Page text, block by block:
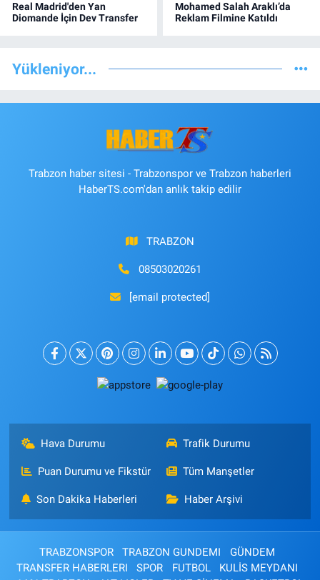
Real Madrid'den Yan
Diomande İçin Dev Transfer
Mohamed Salah Araklı’da
Reklam Filmine Katıldı
Yükleniyor...
Trabzon haber sitesi - Trabzonspor ve Trabzon haberleri
HaberTS.com'dan anlık takip edilir
TRABZON
08503020261
[email protected]
Hava Durumu Trafik Durumu
Puan Durumu ve Fikstür Tüm Manşetler
Son Dakika Haberleri Haber Arşivi
TRABZONSPOR TRABZON GUNDEMI
GÜNDEM
TRANSFER HABERLERI
SPOR FUTBOL
KULİS MEYDANI